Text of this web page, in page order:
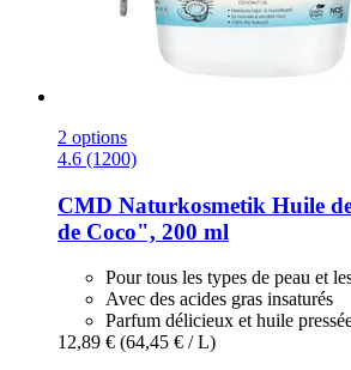
2 options
4.6 (1200)
CMD Naturkosmetik Huile
de Coco", 200 ml
Pour tous les types de peau et
Avec des acides gras insaturés
Parfum délicieux et huile
12,89 € (64,45 € / L)